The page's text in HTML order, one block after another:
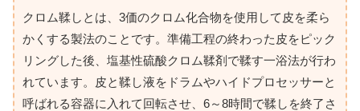
クロム鞣しとは、3価のクロム化合物を使用して皮を柔ら
かくする製法のことです。準備工程の終わった皮をピック
リングした後、塩基性硫酸クロム鞣剤で鞣す一浴法が行わ
れています。皮と鞣し液をドラムやハイドプロセッサーと
呼ばれる容器に入れて回転させ、6～8時間で鞣しを終了さ